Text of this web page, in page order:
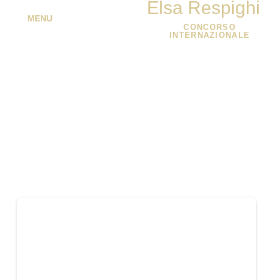
Elsa Respighi
CONCORSO
INTERNAZIONALE
MENU